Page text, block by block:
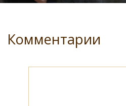
Комментарии